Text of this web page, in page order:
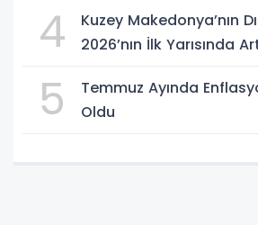
4
Kuzey Makedonya’nın
2026’nın İlk Yarısında
5
Temmuz Ayında
Oldu